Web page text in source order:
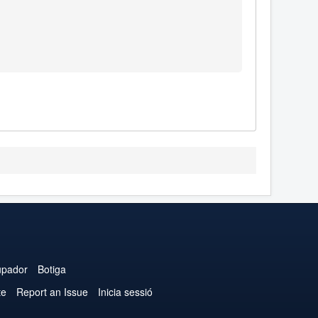
Botiga
Report an Issue
Inicia sessió